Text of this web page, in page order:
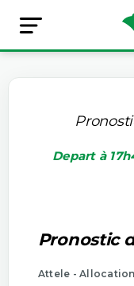
Depart à
Pronostic
Attele -